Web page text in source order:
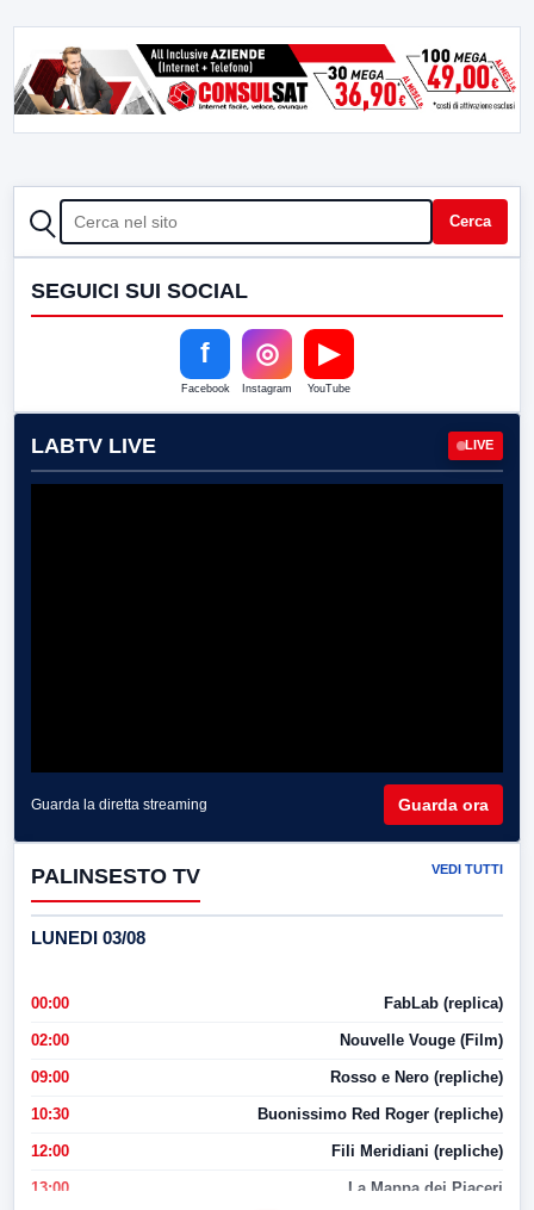
CERCA Cerca
SEGUICI SUI SOCIAL
f
Facebook
◎
Instagram
▶
YouTube
LABTV LIVE LIVE
Guarda la diretta streaming Guarda ora
PALINSESTO TV VEDI TUTTI
LUNEDI 03/08
00:00 FabLab (replica)
02:00 Nouvelle Vouge (Film)
09:00 Rosso e Nero (repliche)
10:30 Buonissimo Red Roger (repliche)
12:00 Fili Meridiani (repliche)
13:00 La Mappa dei Piaceri